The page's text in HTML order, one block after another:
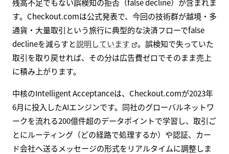
残高不足でもない誤検知の拒否（false decline）が含まれま
す。Checkout.comは公式発表で、今回の技術群が越境・多
通貨・大量取引という旅行に典型的な決済フローでfalse
declineを減らすと説明しています
。誤検知で失っていた
取引を取り戻せれば、その分は広告費ゼロでそのまま売上
に積み上がります。
中核のIntelligent Acceptanceは、Checkout.comが2023年
6月に投入したAIエンジンです。同社のグローバルネットワ
ークを流れる200億件超のデータポイントで学習し、取引ご
とにルーティング（どの経路で処理するか）や認証、カー
ド会社へ送るメッセージの形式をリアルタイムに調整しま